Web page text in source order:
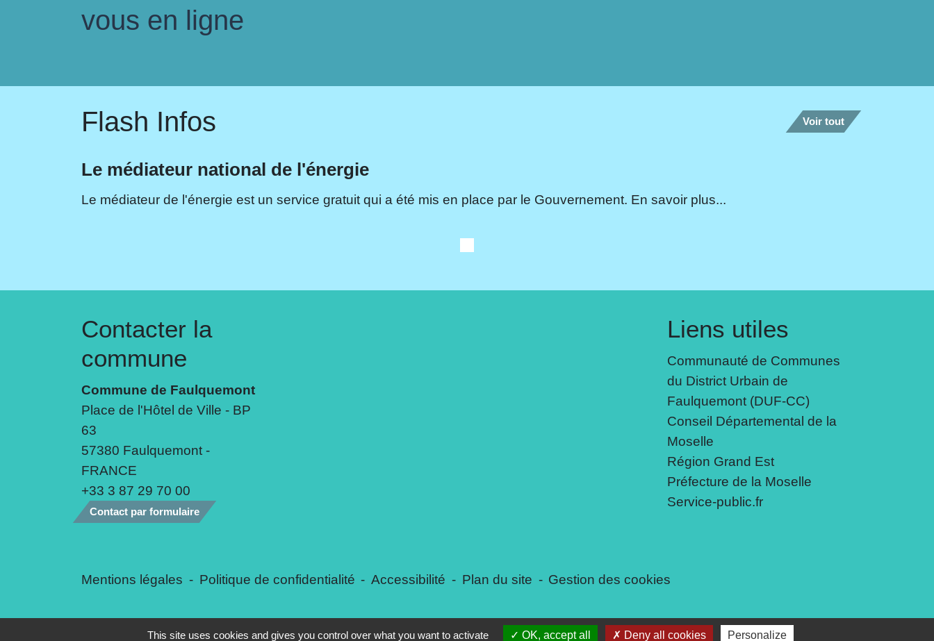
vous en ligne
Flash Infos Voir tout
Le médiateur national de l'énergie
Le médiateur de l'énergie est un service gratuit qui a été mis en place par le Gouvernement. En savoir plus...
Contacter la
commune
Commune de Faulquemont
Place de l'Hôtel de Ville - BP
63
57380 Faulquemont -
FRANCE
+33 3 87 29 70 00
Contact par formulaire
Liens utiles
Communauté de Communes
du District Urbain de
Faulquemont (DUF-CC)
Conseil Départemental de la
Moselle
Région Grand Est
Préfecture de la Moselle
Service-public.fr
Mentions légales - Politique de confidentialité - Accessibilité - Plan du site - Gestion des cookies
This site uses cookies and gives you control over what you want to activate OK, accept all Deny all cookies Personalize